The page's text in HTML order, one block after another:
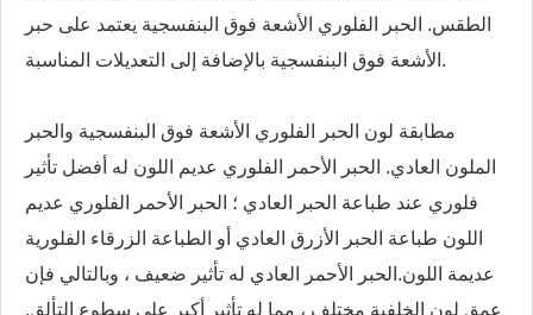
الطقس. الحبر الفلوري الأشعة فوق البنفسجية يعتمد على حبر
الأشعة فوق البنفسجية بالإضافة إلى التعديلات المناسبة.
مطابقة لون الحبر الفلوري الأشعة فوق البنفسجية والحبر
الملون العادي. الحبر الأحمر الفلوري عديم اللون له أفضل تأثير
فلوري عند طباعة الحبر العادي ؛ الحبر الأحمر الفلوري عديم
اللون طباعة الحبر الأزرق العادي أو الطباعة الزرقاء الفلورية
عديمة اللون.الحبر الأحمر العادي له تأثير ضعيف ، وبالتالي فإن
عمق لون الخلفية مختلف ، مما له تأثير أكبر على سطوع التألق.